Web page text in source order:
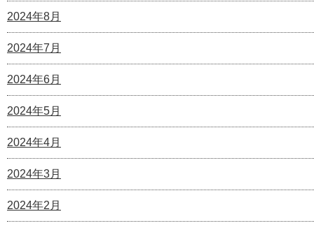
2024年8月
2024年7月
2024年6月
2024年5月
2024年4月
2024年3月
2024年2月